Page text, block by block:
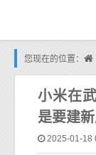
您现在的位置：
小米在
是要建新
2025-01-18